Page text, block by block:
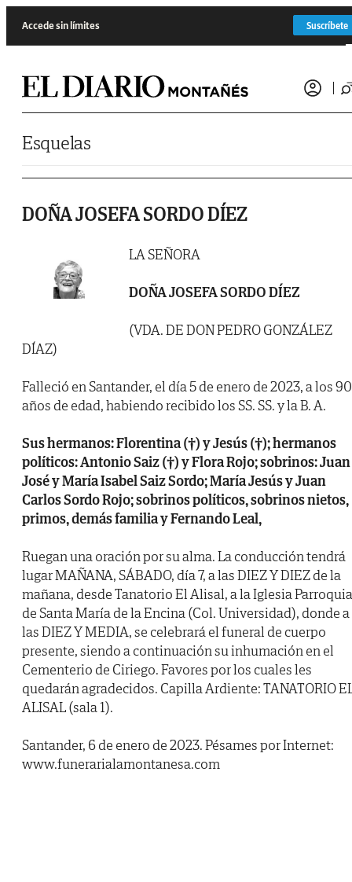
Accede sin límites Suscríbete
Esquelas
DOÑA JOSEFA SORDO DÍEZ
LA SEÑORA
DOÑA JOSEFA SORDO DÍEZ
(VDA. DE DON PEDRO GONZÁLEZ
DÍAZ)
Falleció en Santander, el día 5 de enero de 2023, a los 90
años de edad, habiendo recibido los SS. SS. y la B. A.
Sus hermanos: Florentina (†) y Jesús (†); hermanos
políticos: Antonio Saiz (†) y Flora Rojo; sobrinos: Juan
José y María Isabel Saiz Sordo; María Jesús y Juan
Carlos Sordo Rojo; sobrinos políticos, sobrinos nietos,
primos, demás familia y Fernando Leal,
Ruegan una oración por su alma. La conducción tendrá
lugar MAÑANA, SÁBADO, día 7, a las DIEZ Y DIEZ de la
mañana, desde Tanatorio El Alisal, a la Iglesia
de Santa María de la Encina (Col. Universidad), donde a
las DIEZ Y MEDIA, se celebrará el funeral de cuerpo
presente, siendo a continuación su inhumación en el
Cementerio de Ciriego. Favores por los cuales les
quedarán agradecidos. Capilla Ardiente: TANATORIO
ALISAL (sala 1).
Santander, 6 de enero de 2023. Pésames por Internet:
www.funerarialamontanesa.com